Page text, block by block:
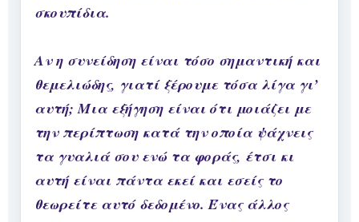
σκουπίδια.
Αν η συνείδηση είναι τόσο σημαντική και
θεμελιώδης, γιατί ξέρουμε τόσα λίγα γι’
αυτή; Μια εξήγηση είναι ότι μοιάζει με
την περίπτωση κατά την οποία ψάχνεις
τα γυαλιά σου ενώ τα φοράς, έτσι κι
αυτή είναι πάντα εκεί και εσείς το
θεωρείτε αυτό δεδομένο. Ένας άλλος